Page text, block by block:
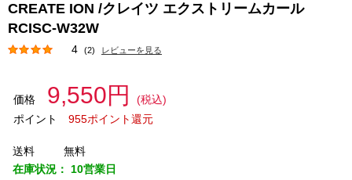
CREATE ION /クレイツ エクストリームカール
RCISC-W32W
4 (2) レビューを見る
価格 9,550円
(税込)
ポイント
955ポイント還元
送料
無料
在庫状況： 10営業日